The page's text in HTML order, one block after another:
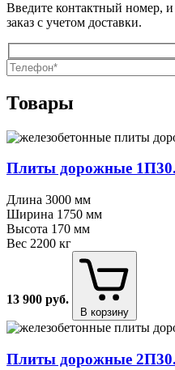
Введите контактный номер,
заказ с учетом доставки.
Товары
Плиты дорожные
Длина 3000 мм
Ширина 1750 мм
Высота 170 мм
Вес 2200 кг
13 900 руб.
В корзину
Плиты дорожные